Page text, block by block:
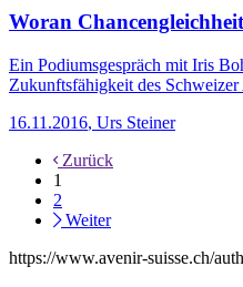
Woran
Ein Podiumsgespräch mit Iris
Zukunftsfähigkeit des
16.11.2016, Urs Steiner
Zurück
1
2
Weiter
https://www.avenir-suisse.ch/